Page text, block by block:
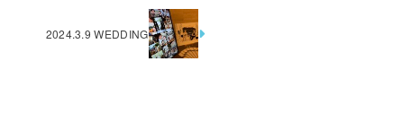
2024.3.9 WEDDING